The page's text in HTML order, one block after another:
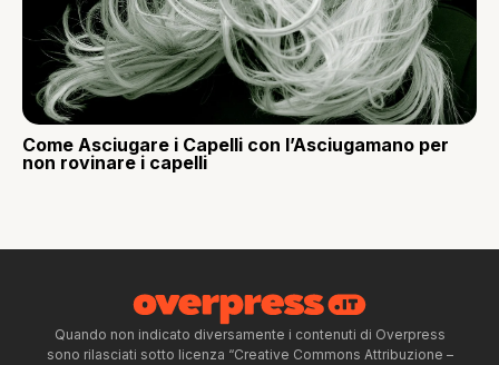
Come Asciugare i Capelli con l’Asciugamano per
non rovinare i capelli
Quando non indicato diversamente i contenuti di Overpress
sono rilasciati sotto licenza “Creative Commons Attribuzione –